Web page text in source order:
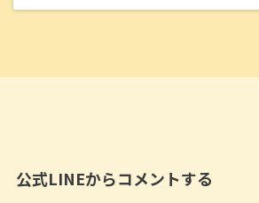
公式LINEからコメントする